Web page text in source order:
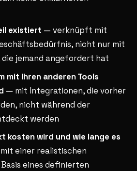
existiert — verknüpft mit
nicht nur mit
die jemand angefordert hat
mit Ihren anderen Tools
— mit Integrationen, die vorher
nicht während der
werden
kosten wird und wie lange es
einer realistischen
eines definierten